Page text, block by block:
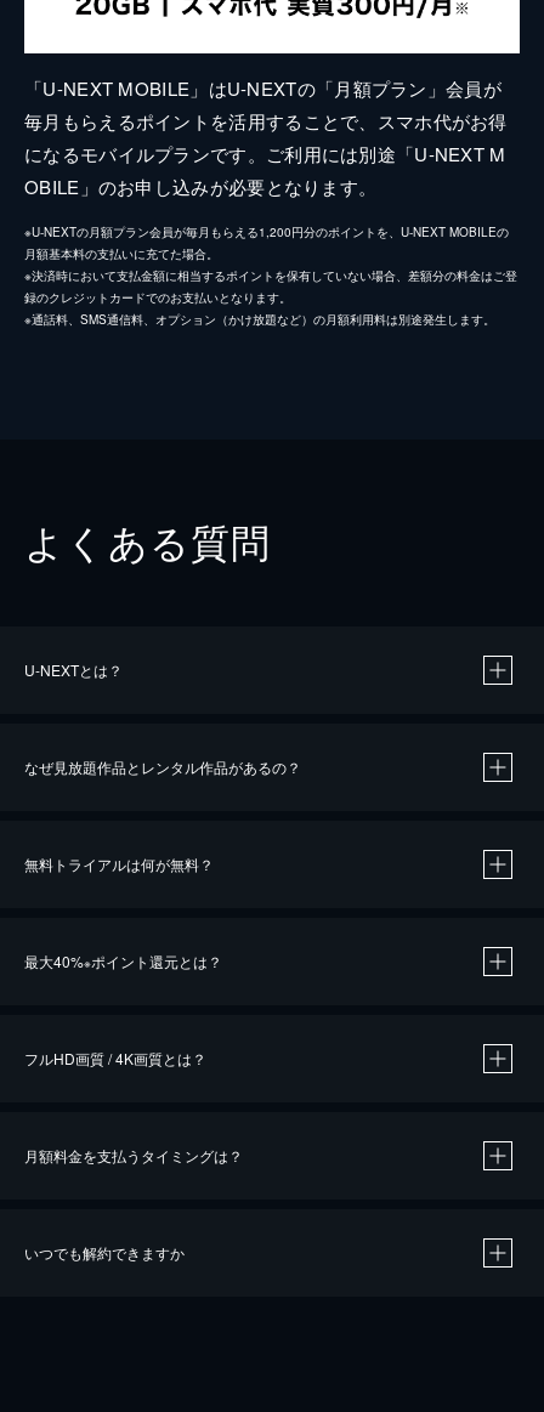
「U-NEXT MOBILE」はU-NEXTの「月額プラン」会員が
毎月もらえるポイントを活用することで、スマホ代がお得
になるモバイルプランです。ご利用には別途「U-NEXT M
OBILE」のお申し込みが必要となります。
※U-NEXTの月額プラン会員が毎月もらえる1,200円分のポイントを、U-NEXT MOBILEの
月額基本料の支払いに充てた場合。
※決済時において支払金額に相当するポイントを保有していない場合、差額分の料金はご登
録のクレジットカードでのお支払いとなります。
※通話料、SMS通信料、オプション（かけ放題など）の月額利用料は別途発生します。
よくある質問
U-NEXTとは？
なぜ見放題作品とレンタル作品があるの？
無料トライアルは何が無料？
最大40%※ポイント還元とは？
※40％ポイント還元の対象は、クレジットカード決済による作品の購入 / レンタルです。
iOSアプリのUコイン決済による作品の購入 / レンタルは、20％のポイント還元です。
フルHD画質 / 4K画質とは？
月額料金を支払うタイミングは？
いつでも解約できますか